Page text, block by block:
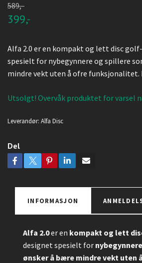
589,-
399,-
Alfa 2.0 er en kompakt og lett disc
spesielt for nybegynnere og spillere
mindre vekt uten å ofre funksjonalitet.
Utsolgt! Overvåk produktet for varsel
Leverandør: Alfa Disc
Del
INFORMASJON
Alfa 2.0er en kompakt og lett
designet spesielt for
ønsker å bære mindre vekt uten